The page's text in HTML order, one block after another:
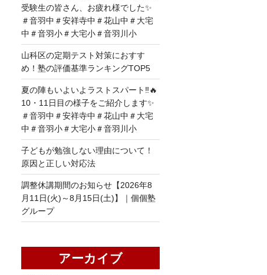
受験生の皆さん、お疲れ様でした✨
＃音羽中＃安祥寺中＃花山中＃大宅
中＃音羽小＃大宅小＃音羽川小
山科区の定期テスト対策におすす
め！塾の評価基準ランキングTOP5
夏の陣もいよいよラストスパート‼🔥
10・11日目の様子をご紹介します✨
＃音羽中＃安祥寺中＃花山中＃大宅
中＃音羽小＃大宅小＃音羽川小
子どもが勉強しない理由について！
原因と正しい対応法
調整休講期間のお知らせ【2026年8
月11日(火)～8月15日(土)】｜個個塾
グループ
アーカイブ